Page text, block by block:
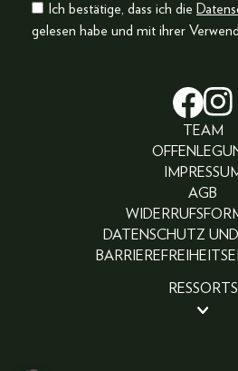
Ich bestätige, dass ich die
gelesen habe und mit ihrer
TEAM
AGB
DATENSCHUTZ
RESSORTS